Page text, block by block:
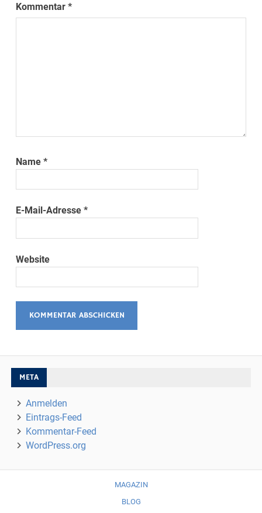
Kommentar*
Name*
E-Mail-Adresse*
Website
META
Anmelden
Eintrags-Feed
Kommentar-Feed
WordPress.org
MAGAZIN
BLOG